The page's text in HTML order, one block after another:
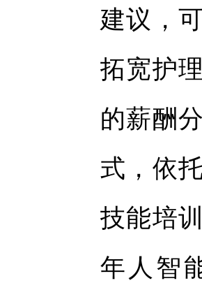
建议，
拓宽护
的薪酬
式，依
技能培
年人智